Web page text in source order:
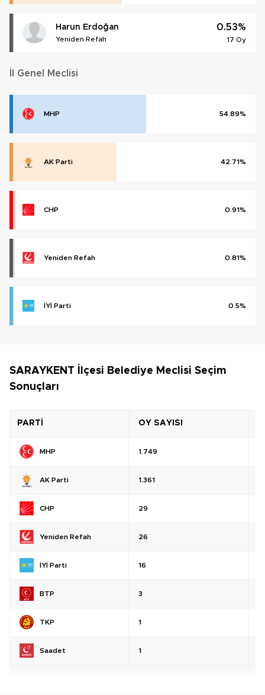
Harun Erdoğan
Yeniden Refah
0.53%
17 Oy
İl Genel Meclisi
MHP 54.89%
AK Parti 42.71%
CHP 0.91%
Yeniden Refah 0.81%
İYİ Parti 0.5%
SARAYKENT İlçesi Belediye Meclisi Seçim
Sonuçları
PARTİ OY SAYISI
MHP 1.749
AK Parti 1.361
CHP 29
Yeniden Refah 26
İYİ Parti 16
BTP 3
TKP 1
Saadet 1